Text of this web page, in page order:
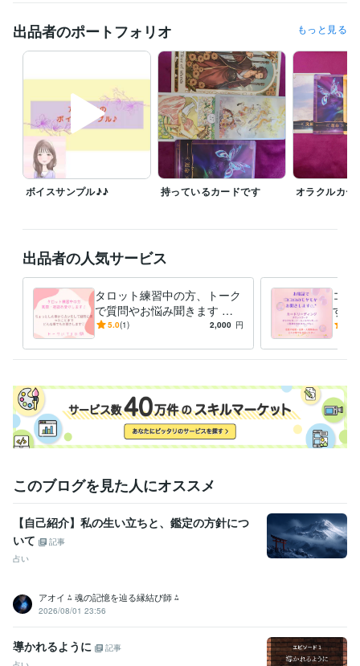
占い 恋愛 仕事 人間関係 なんでも
悩み相談・カウンセリング 傾聴・相談・雑談
愚痴 雑談 惚気 趣味
出品者のポートフォリオ もっと見る
ボイスサンプル♪♪ 持っているカードです オラクルカー
出品者の人気サービス
タロット練習中の方、トーク
で質問やお悩み聞きます 練
習していて困ったことを、お
5.0(1) 2,000 円
ココ
す
軽
このブログを見た人にオススメ
【自己紹介】私の生い立ちと、鑑定の方針につ
いて
記事
占い
アオイ ⁂ 魂の記憶を辿る縁結び師 ⁂
2026/08/01 23:56
導かれるように
記事